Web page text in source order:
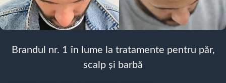
Brandul nr. 1 în lume la tratamente pentru păr,
scalp și barbă